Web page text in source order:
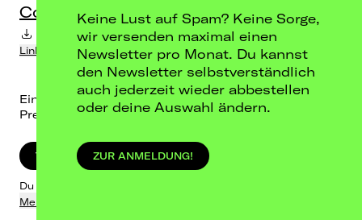
Conne Island, Leipzig
Termin-Download in Kalender
Link kopieren
Einlass: 19:00 / Beginn: 20:00
Preis: 30,95 € inkl. Geb.
TICKETS KAUFEN
Du wirst zu Eventim weitergeleitet.
Mehr dazu
Keine Lust auf Spam? Keine Sorge,
wir versenden maximal einen
Newsletter pro Monat. Du kannst
den Newsletter selbstverständlich
auch jederzeit wieder abbestellen
oder deine Auswahl ändern.
ZUR ANMELDUNG!